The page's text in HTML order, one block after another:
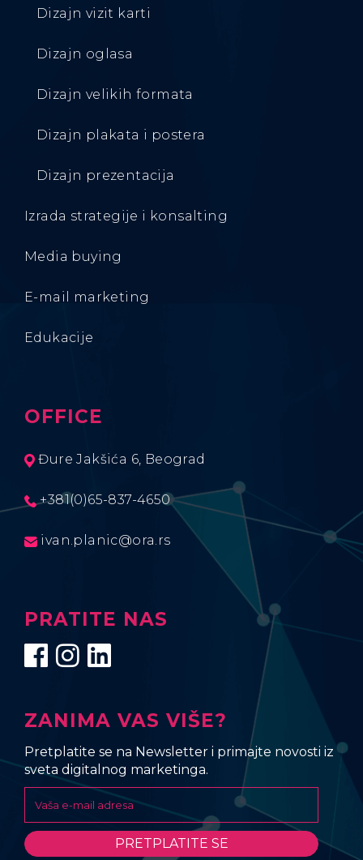
Dizajn vizit karti
Dizajn oglasa
Dizajn velikih formata
Dizajn plakata i postera
Dizajn prezentacija
Izrada strategije i konsalting
Media buying
E-mail marketing
Edukacije
OFFICE
Đure Jakšića 6, Beograd
+381(0)65-837-4650
ivan.planic@ora.rs
PRATITE NAS
ZANIMA VAS VIŠE?
Pretplatite se na Newsletter i primajte novosti iz
sveta digitalnog marketinga.